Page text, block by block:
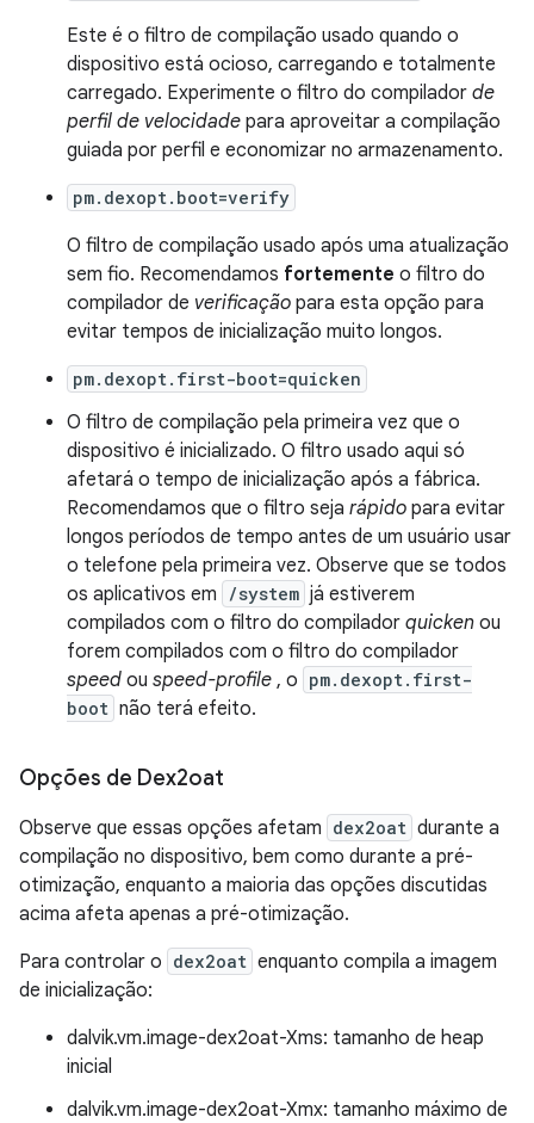
Este é o filtro de compilação usado quando o
dispositivo está ocioso, carregando e totalmente
carregado. Experimente o filtro do compilador de
perfil de velocidade para aproveitar a compilação
guiada por perfil e economizar no armazenamento.
pm.dexopt.boot=verify
O filtro de compilação usado após uma atualização
sem fio. Recomendamos fortemente o filtro do
compilador de verificação para esta opção para
evitar tempos de inicialização muito longos.
pm.dexopt.first-boot=quicken
O filtro de compilação pela primeira vez que o
dispositivo é inicializado. O filtro usado aqui só
afetará o tempo de inicialização após a fábrica.
Recomendamos que o filtro seja rápido para evitar
longos períodos de tempo antes de um usuário usar
o telefone pela primeira vez. Observe que se todos
os aplicativos em
/system já estiverem
compilados com o filtro do compilador quicken ou
forem compilados com o filtro do compilador
speed ou speed-profile , o pm.dexopt.first-
boot não terá efeito.
Opções de Dex2oat
Observe que essas opções afetam dex2oat durante a
compilação no dispositivo, bem como durante a pré-
otimização, enquanto a maioria das opções discutidas
acima afeta apenas a pré-otimização.
Para controlar o dex2oat enquanto compila a imagem
de inicialização:
dalvik.vm.image-dex2oat-Xms: tamanho de heap
inicial
dalvik.vm.image-dex2oat-Xmx: tamanho máximo de